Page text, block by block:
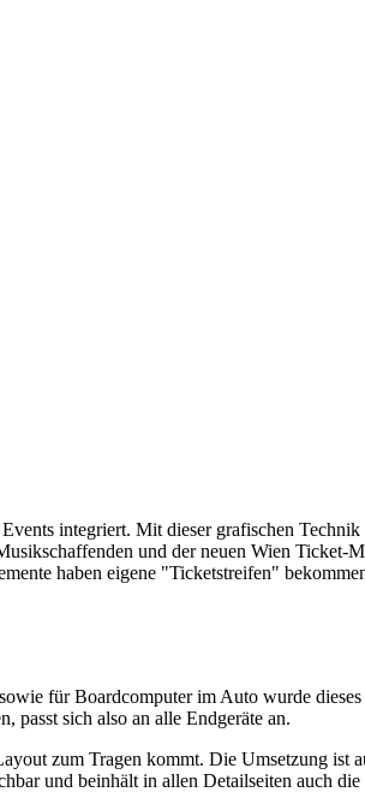
integriert. Mit dieser grafischen
und der neuen Wien Ticket-
haben eigene "Ticketstreifen"
für Boardcomputer im Auto wurde
passt sich also an alle Endgeräte an.
zum Tragen kommt. Die Umsetzung ist
und beinhält in allen Detailseiten auch